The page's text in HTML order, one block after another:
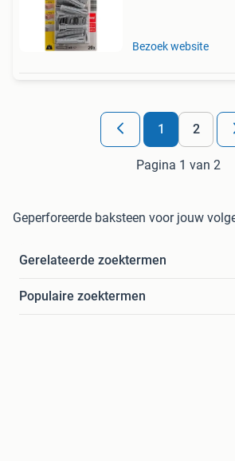
Bezoek website
1 2
Pagina 1 van 2
Geperforeerde baksteen voor jouw
Gerelateerde zoektermen
Populaire zoektermen